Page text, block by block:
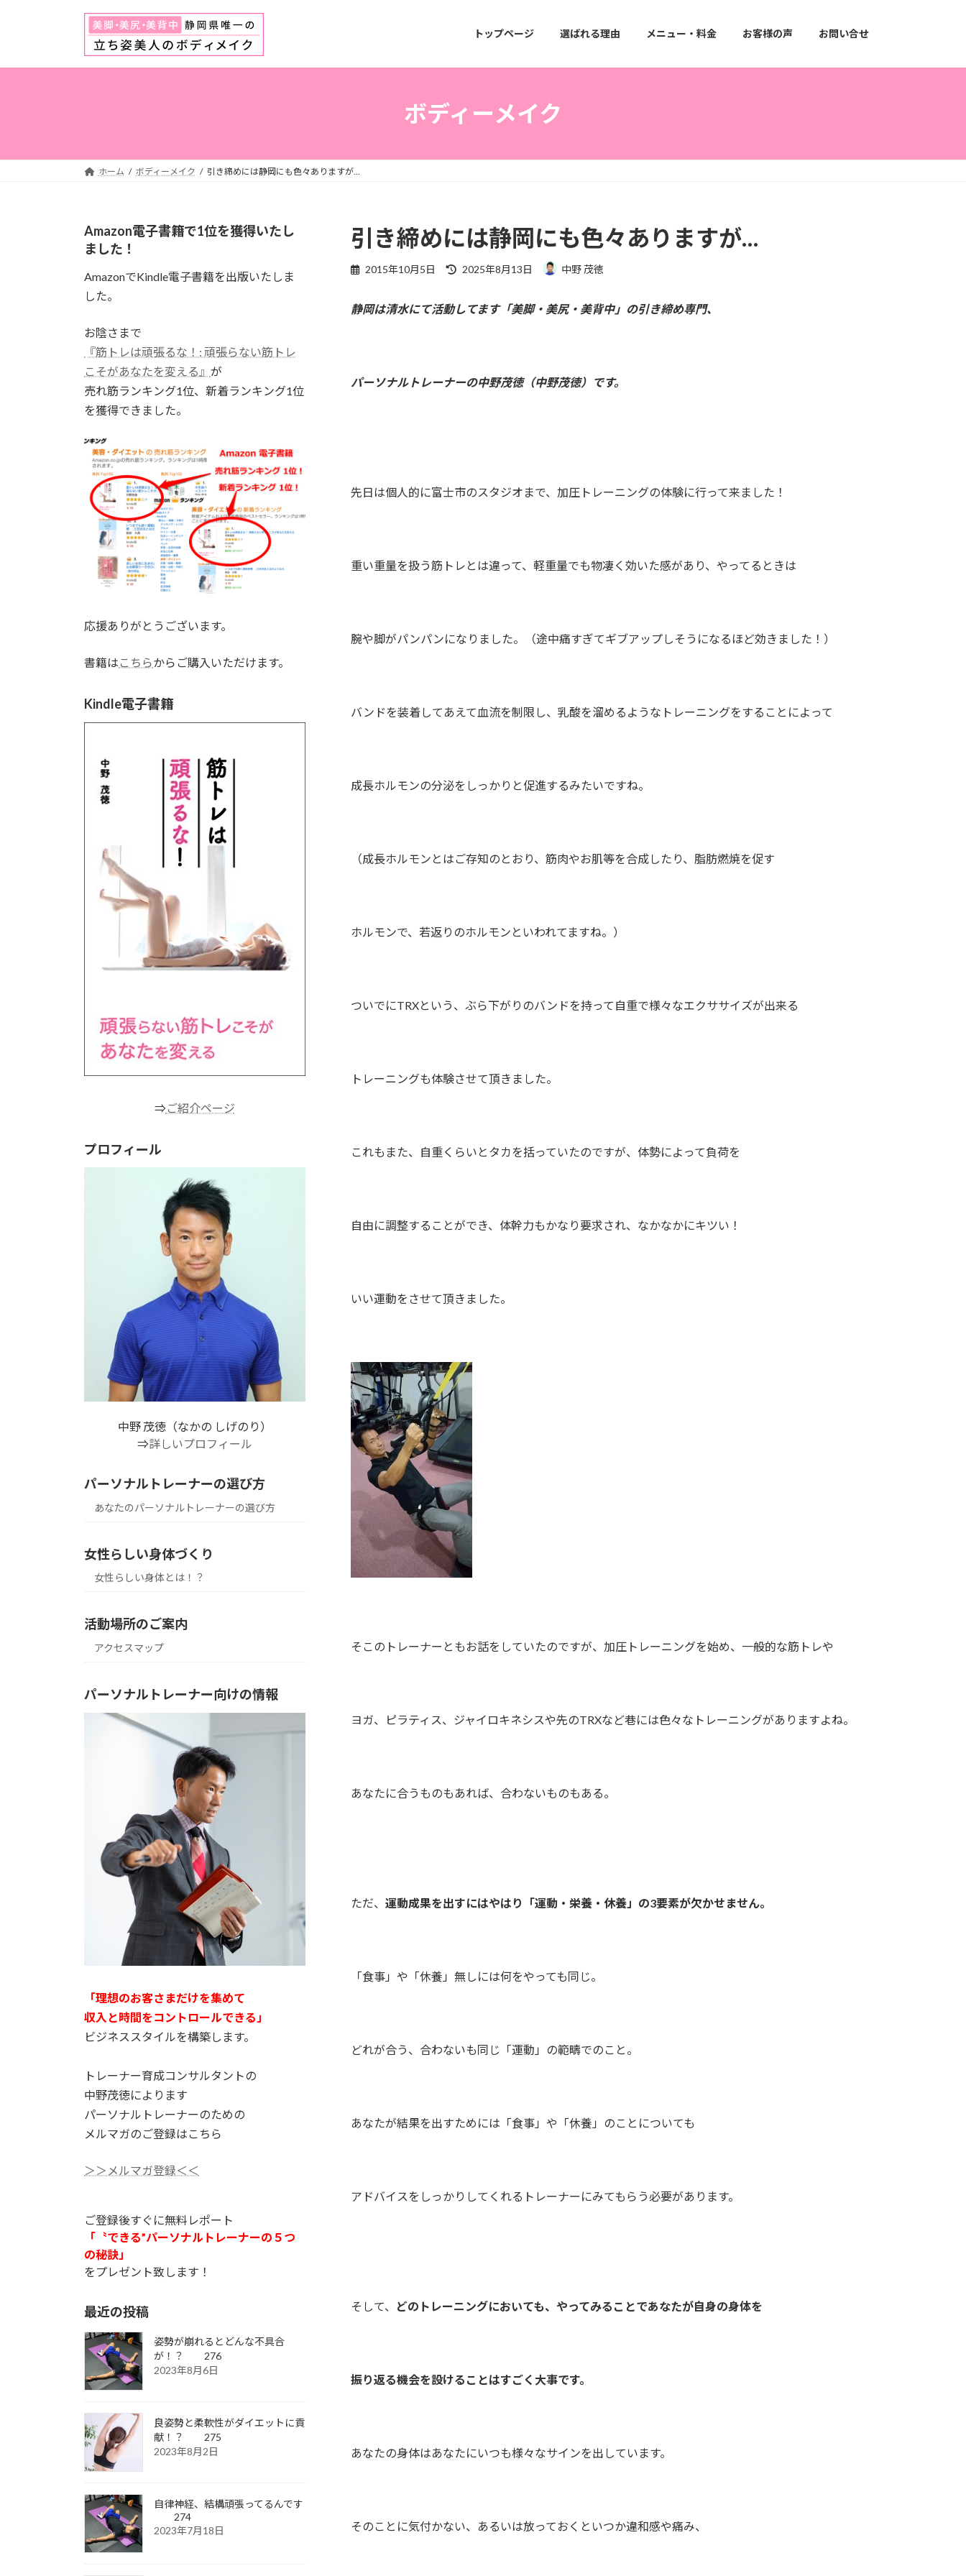
プ
動
トップページ 選ばれる理由 メニュー・料金 お客様の声 お問い合せ
ボディーメイク
ホーム ボディーメイク 引き締めには静岡にも色々ありますが…
引き締めには静岡にも色々ありますが…
2015年10月5日
最
新
2025年8月13日 中野 茂徳
静岡は清水にて活動してます「美脚・美尻・美背中」の引き締め専門、
パーソナルトレーナーの中野茂徳（中野茂徳）です。
先日は個人的に富士市のスタジオまで、加圧トレーニングの体験に行って来ました！
重い重量を扱う筋トレとは違って、軽重量でも物凄く効いた感があり、やってるときは
腕や脚がパンパンになりました。（途中痛すぎてギブアップしそうになるほど効きました！）
バンドを装着してあえて血流を制限し、乳酸を溜めるようなトレーニングをすることによって
成長ホルモンの分泌をしっかりと促進するみたいですね。
（成長ホルモンとはご存知のとおり、筋肉やお肌等を合成したり、脂肪燃焼を促す
ホルモンで、若返りのホルモンといわれてますね。）
ついでにTRXという、ぶら下がりのバンドを持って自重で様々なエクササイズが出来る
トレーニングも体験させて頂きました。
これもまた、自重くらいとタカを括っていたのですが、体勢によって負荷を
自由に調整することができ、体幹力もかなり要求され、なかなかにキツい！
いい運動をさせて頂きました。
そこのトレーナーともお話をしていたのですが、加圧トレーニングを始め、一般的な筋トレや
ヨガ、ピラティス、ジャイロキネシスや先のTRXなど巷には色々なトレーニングがありますよね。
あなたに合うものもあれば、合わないものもある。
ただ、 運動成果を出すにはやはり「運動・栄養・休養」の3要素が欠かせません。
「食事」や「休養」無しには何をやっても同じ。
どれが合う、合わないも同じ「運動」の範疇でのこと。
あなたが結果を出すためには「食事」や「休養」のことについても
アドバイスをしっかりしてくれるトレーナーにみてもらう必要があります。
そして、 どのトレーニングにおいても、やってみることであなたが自身の身体を
振り返る機会を設けることはすごく大事です。
あなたの身体はあなたにいつも様々なサインを出しています。
そのことに気付かない、あるいは放っておくといつか違和感や痛み、
Amazon電子書籍で1位を獲得いたし
ました！
AmazonでKindle電子書籍を出版いたしま
した。
お陰さまで
『筋トレは頑張るな！: 頑張らない筋トレ
こそがあなたを変える』 が
売れ筋ランキング1位、新着ランキング1位
を獲得できました。
応援ありがとうございます。
書籍は こちらからご購入いただけます。
Kindle電子書籍
⇒ご紹介ページ
プロフィール
中野 茂徳（なかの しげのり）
⇒詳しいプロフィール
パーソナルトレーナーの選び方
あなたのパーソナルトレーナーの選び方
女性らしい身体づくり
女性らしい身体とは！？
活動場所のご案内
アクセスマップ
パーソナルトレーナー向けの情報
「理想のお客さまだけを集めて
収入と時間をコントロールできる」
ビジネススタイルを構築します。
トレーナー育成コンサルタントの
中野茂徳によります
パーソナルトレーナーのための
メルマガのご登録はこちら
＞＞メルマガ登録＜＜
ご登録後すぐに無料レポート
「〝できる”パーソナルトレーナーの５つ
の秘訣」
をプレゼント致します！
最近の投稿
姿勢が崩れるとどんな不具合
が！？ 276
2023年8月6日
良姿勢と柔軟性がダイエットに貢
献！？ 275
2023年8月2日
自律神経、結構頑張ってるんです
274
2023年7月18日